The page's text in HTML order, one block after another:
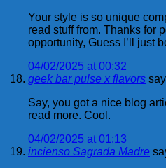
Your style is so unique
read stuff from. Thanks for
opportunity, Guess I’ll just
04/02/2025 at 00:32
geek bar pulse x flavors
Say, you got a nice blog
read more. Cool.
04/02/2025 at 01:13
incienso Sagrada Madre